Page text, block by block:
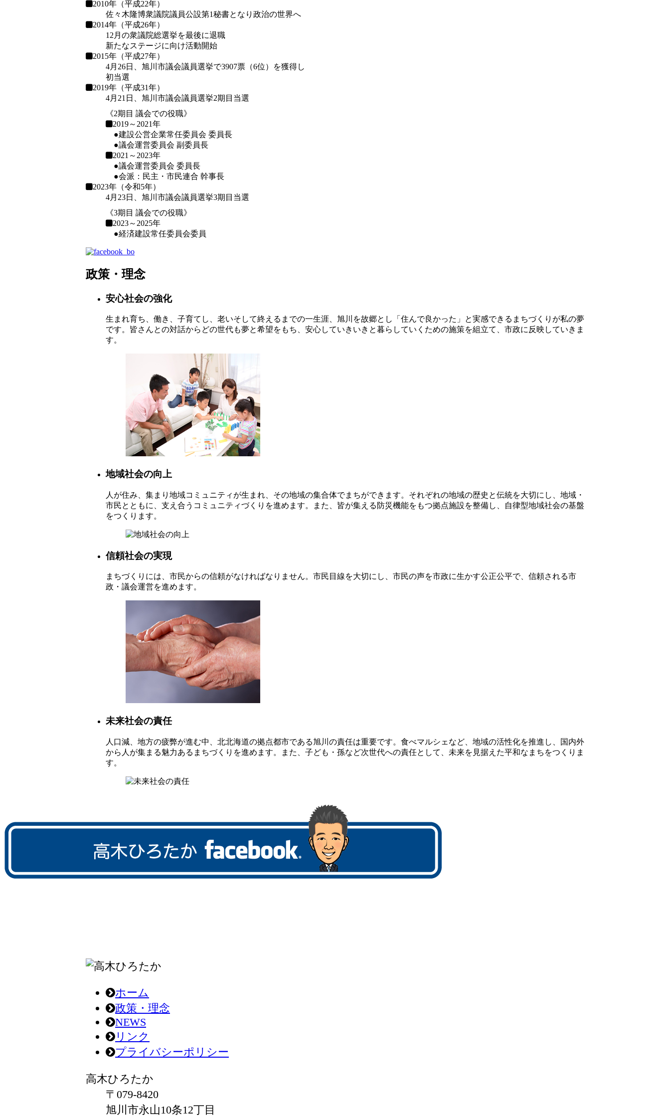
2010年（平成22年）
佐々木隆博衆議院議員公設第1秘書となり政治の世界へ
2014年（平成26年）
12月の衆議院総選挙を最後に退職
新たなステージに向け活動開始
2015年（平成27年）
4月26日、旭川市議会議員選挙で3907票（6位）を獲得し
初当選
2019年（平成31年）
4月21日、旭川市議会議員選挙2期目当選
《2期目 議会での役職》
2019～2021年
●建設公営企業常任委員会 委員長
●議会運営委員会 副委員長
2021～2023年
●議会運営委員会 委員長
●会派：民主・市民連合 幹事長
2023年（令和5年）
4月23日、旭川市議会議員選挙3期目当選
《3期目 議会での役職》
2023～2025年
●経済建設常任委員会委員
政策・理念
安心社会の強化
生まれ育ち、働き、子育てし、老いそして終えるまでの一生涯、旭川を故郷とし「住んで良かった」と実感できるまちづくりが私の夢
です。皆さんとの対話からどの世代も夢と希望をもち、安心していきいきと暮らしていくための施策を組立て、市政に反映していきま
す。
地域社会の向上
人が住み、集まり地域コミュニティが生まれ、その地域の集合体でまちができます。それぞれの地域の歴史と伝統を大切にし、地域・
市民とともに、支え合うコミュニティづくりを進めます。また、皆が集える防災機能をもつ拠点施設を整備し、自律型地域社会の基盤
をつくります。
信頼社会の実現
まちづくりには、市民からの信頼がなければなりません。市民目線を大切にし、市民の声を市政に生かす公正公平で、信頼される市
政・議会運営を進めます。
未来社会の責任
人口減、地方の疲弊が進む中、北北海道の拠点都市である旭川の責任は重要です。食べマルシェなど、地域の活性化を推進し、国内外
から人が集まる魅力あるまちづくりを進めます。また、子ども・孫など次世代への責任として、未来を見据えた平和なまちをつくりま
す。
ホーム
政策・理念
NEWS
リンク
プライバシーポリシー
高木ひろたか
〒079-8420
旭川市永山10条12丁目